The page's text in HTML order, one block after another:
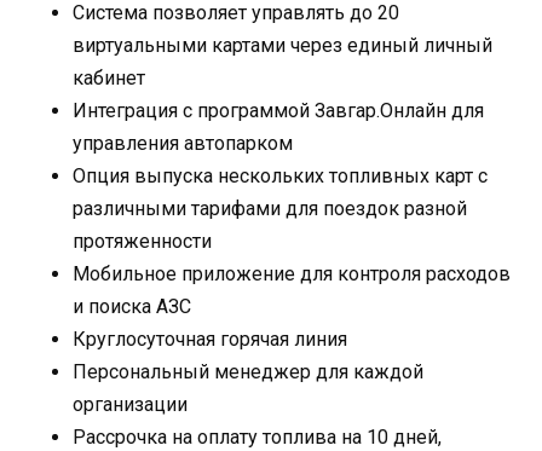
Система позволяет управлять до 20
виртуальными картами через единый личный
кабинет
Интеграция с программой Завгар.Онлайн для
управления автопарком
Опция выпуска нескольких топливных карт с
различными тарифами для поездок разной
протяженности
Мобильное приложение для контроля расходов
и поиска АЗС
Круглосуточная горячая линия
Персональный менеджер для каждой
организации
Рассрочка на оплату топлива на 10 дней,